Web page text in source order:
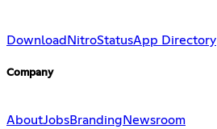
Download NitroStatusApp Directory
Company
AboutJobsBranding Newsroom